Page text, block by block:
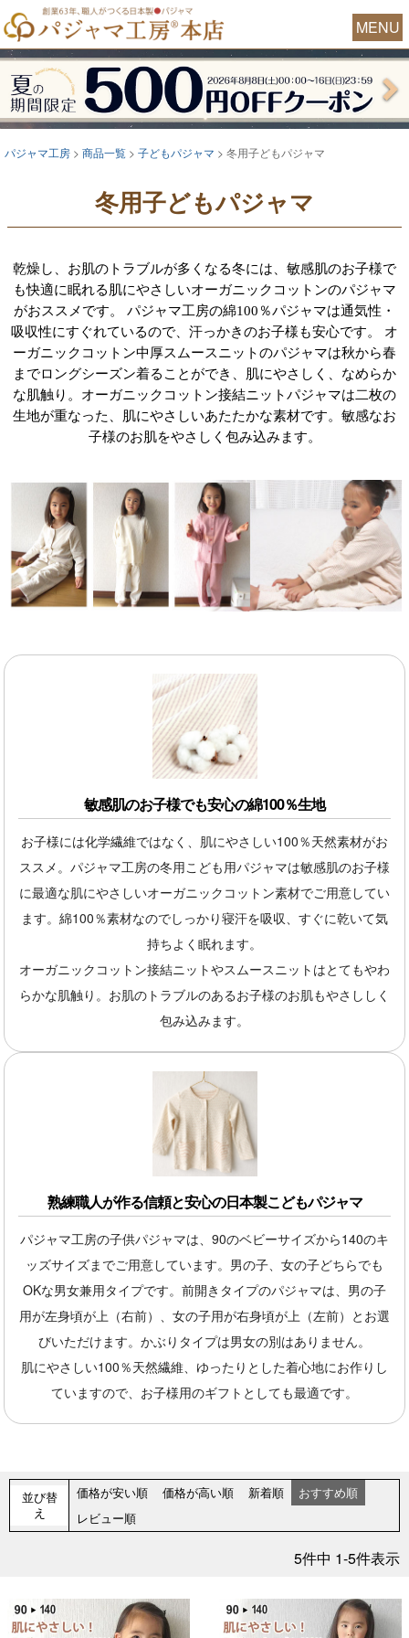
MENU
パジャマ工房 商品一覧 子どもパジャマ 冬用子どもパジャマ
冬用子どもパジャマ
乾燥し、お肌のトラブルが多くなる冬には、敏感肌のお子様で
も快適に眠れる肌にやさしいオーガニックコットンのパジャマ
がおススメです。 パジャマ工房の綿100％パジャマは通気性・
吸収性にすぐれているので、汗っかきのお子様も安心です。 オ
ーガニックコットン中厚スムースニットのパジャマは秋から春
までロングシーズン着ることができ、肌にやさしく、なめらか
な肌触り。オーガニックコットン接結ニットパジャマは二枚の
生地が重なった、肌にやさしいあたたかな素材です。敏感なお
子様のお肌をやさしく包み込みます。
敏感肌のお子様でも安心の綿100％生地
お子様には化学繊維ではなく、肌にやさしい100％天然素材がお
ススメ。パジャマ工房の冬用こども用パジャマは敏感肌のお子様
に最適な肌にやさしいオーガニックコットン素材でご用意してい
ます。綿100％素材なのでしっかり寝汗を吸収、すぐに乾いて気
持ちよく眠れます。
オーガニックコットン接結ニットやスムースニットはとてもやわ
らかな肌触り。お肌のトラブルのあるお子様のお肌もやさししく
包み込みます。
熟練職人が作る信頼と安心の日本製こどもパジャマ
パジャマ工房の子供パジャマは、90のベビーサイズから140のキ
ッズサイズまでご用意しています。男の子、女の子どちらでも
OKな男女兼用タイプです。前開きタイプのパジャマは、男の子
用が左身頃が上（右前）、女の子用が右身頃が上（左前）とお選
びいただけます。かぶりタイプは男女の別はありません。
肌にやさしい100％天然繊維、ゆったりとした着心地にお作りし
ていますので、お子様用のギフトとしても最適です。
並び替
え
価格が安い順 価格が高い順 新着順
おすすめ順
レビュー順
5件中 1-5件表示